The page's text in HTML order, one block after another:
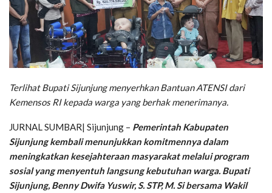
Terlihat Bupati Sijunjung menyerhkan Bantuan ATENSI dari
Kemensos RI kepada warga yang berhak menerimanya.
JURNAL SUMBAR| Sijunjung – Pemerintah Kabupaten
Sijunjung kembali menunjukkan komitmennya dalam
meningkatkan kesejahteraan masyarakat melalui program
sosial yang menyentuh langsung kebutuhan warga. Bupati
Sijunjung, Benny Dwifa Yuswir, S. STP, M. Si bersama Wakil